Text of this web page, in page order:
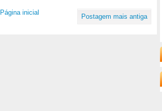
Postagem mais antiga
Página inicial